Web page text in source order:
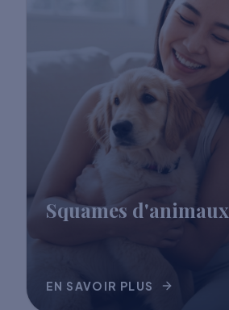
Squames d'animaux
EN SAVOIR PLUS